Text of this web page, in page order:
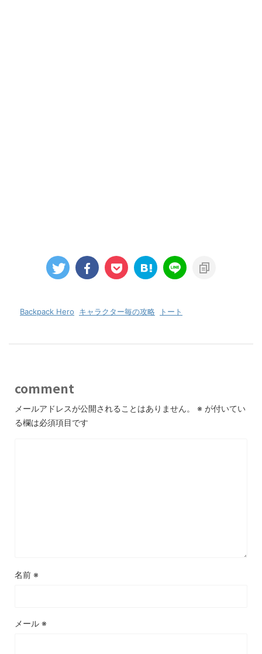
Backpack Hero キャラクター毎の攻略 トート
comment
メールアドレスが公開されることはありません。 ※ が付いてい
る欄は必須項目です
名前 ※
メール ※